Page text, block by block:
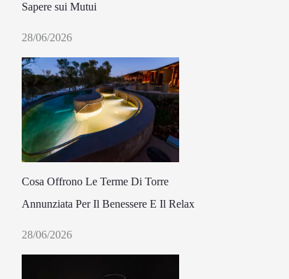
Sapere sui Mutui
28/06/2026
Cosa Offrono Le Terme Di Torre
Annunziata Per Il Benessere E Il Relax
28/06/2026